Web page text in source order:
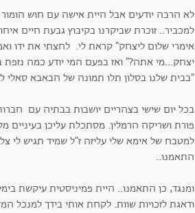
לא הרבה יודעים אבל היית אישה עם חוש
למכביר.. זוכרת שביקרנו בקיבוץ גבעת חיים
אימרי שלום ליצחק" קראת לי. לחצתי את ידו
יצחק...מי אתה?" ואז בפעם המי יודע כמה נזפת
"בבית שלנו בסלון תלו תמונה של הבאבא סאלי
בכל יום שישי בצהריים יושבות בבתיה עם
פורת ושריקה הרמלין. מסתכלת עליכן בעיניים
למטבח של אימא שלי עליזה ז"ל שמיד תגיש לי
התאמנו..
ומנגד, כן התאמנו.. היית פמיניסטית עיקשת
ודאגת לזכויות שוות. לקחת אותי בידך למנכל